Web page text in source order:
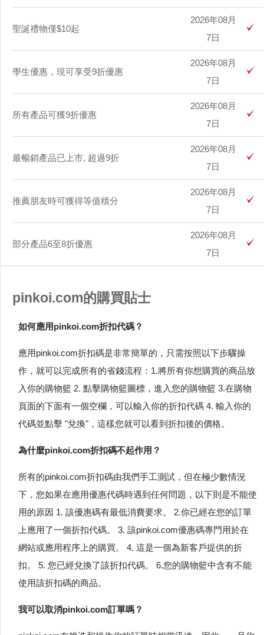
聖誕禮物僅$10起
2026年08月
7日
學生優惠，現可享受9折優惠
2026年08月
7日
所有產品可獲9折優惠
2026年08月
7日
最暢銷產品已上市, 超過9折
2026年08月
7日
推薦朋友時可獲得等值積分
2026年08月
7日
部分產品6至8折優惠
2026年08月
7日
pinkoi.com的購買貼士
如何應用pinkoi.com折扣代碼？
應用pinkoi.com折扣碼是非常簡單的，只需按照以下步驟操
作，就可以完成所有的省錢流程：1.將所有你想購買的商品放
入你的購物籃 2. 點擊購物籃圖標，進入您的購物籃 3.在購物
頁面的下面有一個空欄，可以輸入你的折扣代碼 4. 輸入你的
代碼並點擊 "兌換"，這樣您就可以看到折扣後的價格。
為什麼pinkoi.com折扣碼不起作用？
所有的pinkoi.com折扣碼由我們手工測試，但在極少數情況
下，您如果在應用優惠代碼時遇到任何問題，以下則是不能使
用的原因 1. 該優惠碼有最低消費要求。 2.你已經在您的訂單
上應用了一個折扣代碼。 3. 該pinkoi.com優惠碼專門用於在
網站或應用程序上的購買。 4. 這是一個為新客戶提供的折
扣。 5. 您已經兌換了該折扣代碼。 6.您的購物籃中含有不能
使用該折扣碼的商品。
我可以取消pinkoi.com訂單嗎？